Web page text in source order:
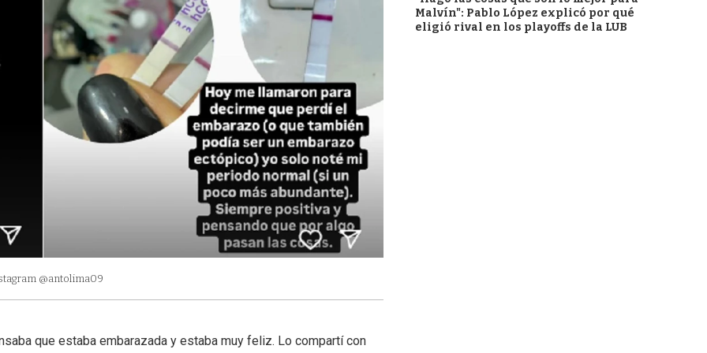
@antolima09
que estaba embarazada y estaba muy feliz. Lo compartí con
Malvín": Pablo López explicó por qué
eligió rival en los playoffs de la LUB